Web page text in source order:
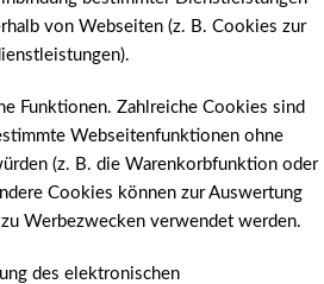
von Webseiten (z. B. Cookies zur
Funktionen. Zahlreiche Cookies sind
Webseitenfunktionen ohne
(z. B. die Warenkorbfunktion oder
Cookies können zur Auswertung
Werbezwecken verwendet werden.
des elektronischen